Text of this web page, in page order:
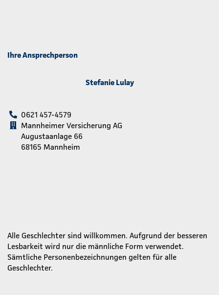
Ihre Ansprechperson
Stefanie Lulay
0621 457-4579
Mannheimer Versicherung AG
Augustaanlage 66
68165 Mannheim
Alle Geschlechter sind willkommen. Aufgrund der besseren
Lesbarkeit wird nur die männliche Form verwendet.
Sämtliche Personenbezeichnungen gelten für alle
Geschlechter.